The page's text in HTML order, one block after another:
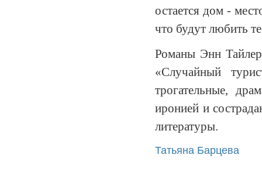
остается дом -
что будут любить
Романы Энн
«Случайный
трогательные,
иронией и
литературы.
Татьяна Барцева